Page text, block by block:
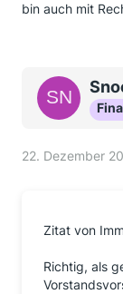
bin auch mit
22. Dezember
Zitat von
Richtig, als